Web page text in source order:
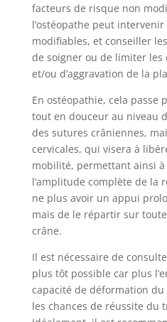
facteurs de risque non
l’ostéopathe peut
modifiables, et conseiller
de soigner ou de limiter les
et/ou d’aggravation de la
En ostéopathie, cela
tout en douceur au niveau
des sutures crâniennes,
cervicales, qui visera à
mobilité, permettant ainsi
l’amplitude complète de la
ne plus avoir un appui
mais de le répartir sur
crâne.
Il est nécessaire de
plus tôt possible car plus
capacité de déformation
les chances de réussite du